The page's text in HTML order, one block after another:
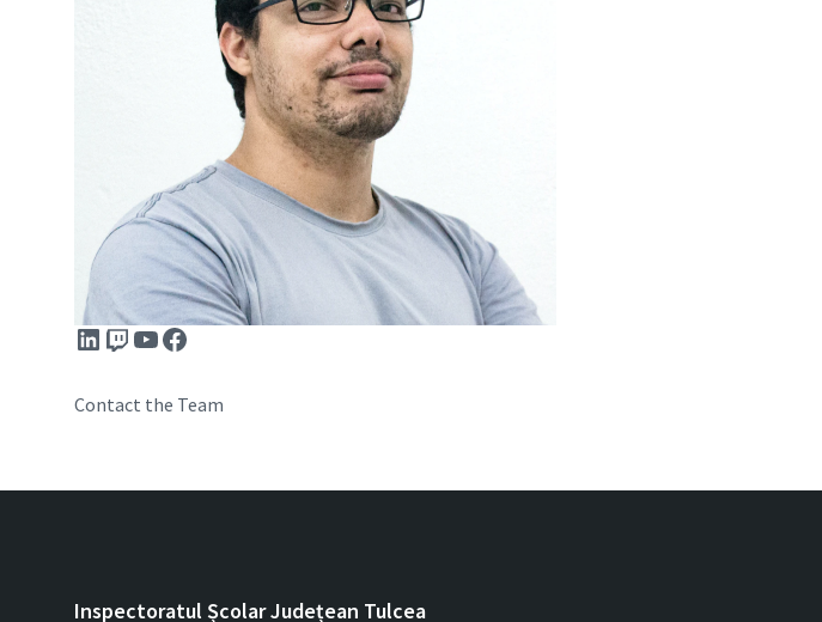
LinkedIn Twitch YouTube Facebook
Contact the Team
Inspectoratul Școlar Județean Tulcea